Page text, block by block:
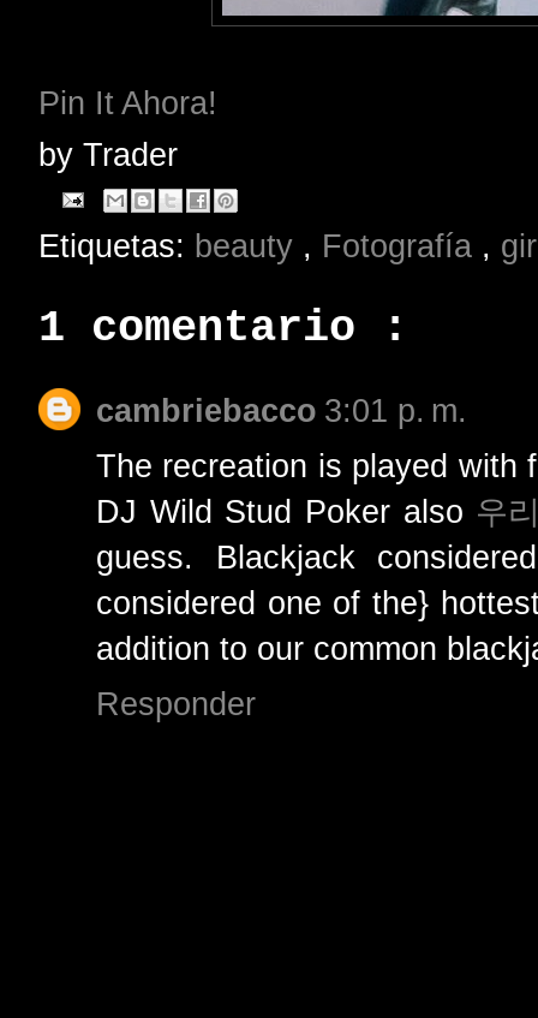
Pin It Ahora!
by Trader
Etiquetas: beauty , Fotografía ,
1 comentario :
cambriebacco 3:01 p. m.
The recreation is played
DJ Wild Stud Poker also 우
guess. Blackjack
considered one of the}
addition to our common
Responder